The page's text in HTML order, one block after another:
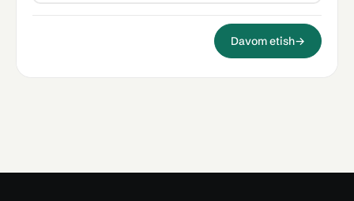
Davom etish→